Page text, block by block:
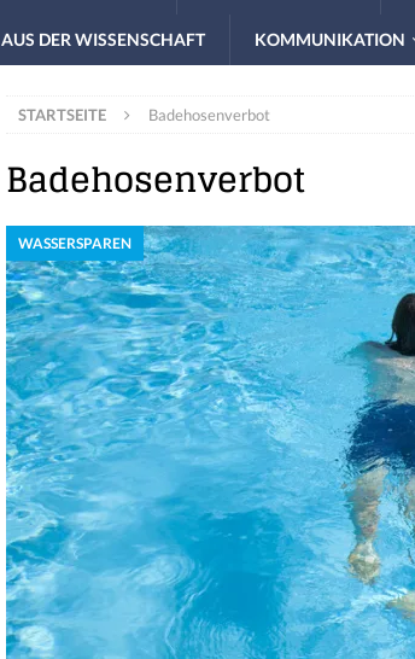
AUS DER WISSENSCHAFT KOMMUNIKATION
STARTSEITE Badehosenverbot
Badehosenverbot
WASSERSPAREN